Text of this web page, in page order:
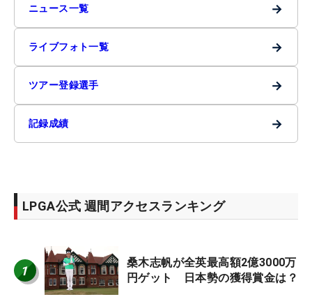
ニュース一覧 →
ライブフォト一覧 →
ツアー登録選手 →
記録成績 →
LPGA公式 週間アクセスランキング
1
桑木志帆が全英最高額2億3000万
円ゲット 日本勢の獲得賞金は？